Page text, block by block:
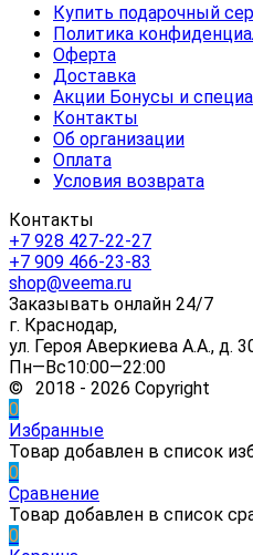
Купить подарочный
Политика
Оферта
Доставка
Акции Бонусы и
Контакты
Об организации
Оплата
Условия возврата
Контакты
+7 928 427-22-27
+7 909 466-23-83
shop@veema.ru
Заказывать онлайн 24/7
г. Краснодар,
ул. Героя Аверкиева А.А., д.
Пн—Вс10:00—22:00
© 2018 - 2026 Copyright
0
Избранные
Товар добавлен в список
0
Сравнение
Товар добавлен в список
0